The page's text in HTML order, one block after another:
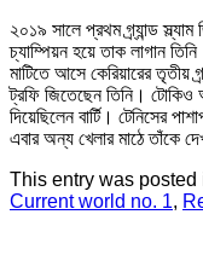
২০১৯ সালে প্রথম গ্র্যান্ড
চ্যাম্পিয়ন হয়ে তাক লাগান
মাটিতে আসে কেরিয়ারের তৃতীয়
ট্রফি জিতেছেন তিনি। টোকিও
দিয়েছিলেন বার্টি। টেনিসের
এবার অন্য খেলার মাঠে তাঁকে
This entry was posted
Current world no. 1,